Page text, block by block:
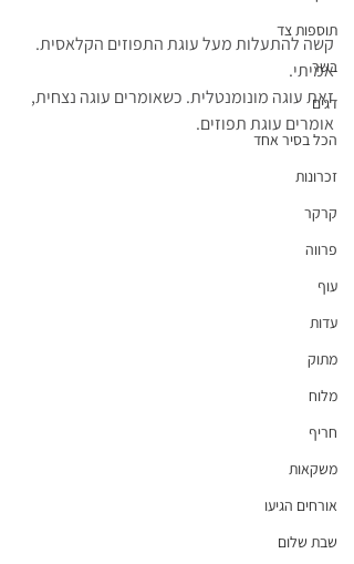
תוספות צד
בשר
דגים
הכל בסיר אחד
זכרונות
קרקר
פרווה
עוף
עדות
מתוק
מלוח
חריף
משקאות
אורחים הגיעו
שבת שלום
קשה להתעלות מעל עוגת התפוזים הקלאסית.
אמיתי.
זאת עוגה מונומנטלית. כשאומרים עוגה נצחית,
אומרים עוגת תפוזים.